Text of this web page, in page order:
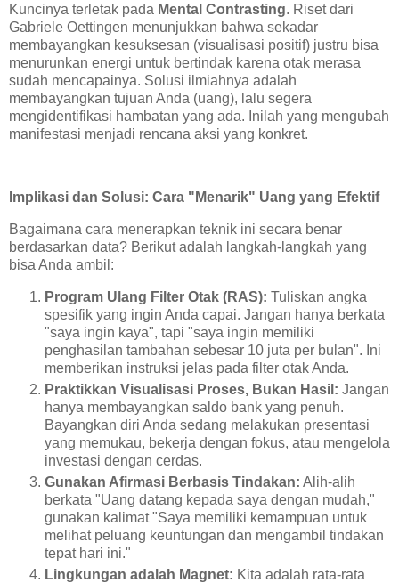
Kuncinya terletak pada Mental Contrasting. Riset dari
Gabriele Oettingen menunjukkan bahwa sekadar
membayangkan kesuksesan (visualisasi positif) justru bisa
menurunkan energi untuk bertindak karena otak merasa
sudah mencapainya. Solusi ilmiahnya adalah
membayangkan tujuan Anda (uang), lalu segera
mengidentifikasi hambatan yang ada. Inilah yang mengubah
manifestasi menjadi rencana aksi yang konkret.
Implikasi dan Solusi: Cara "Menarik" Uang yang Efektif
Bagaimana cara menerapkan teknik ini secara benar
berdasarkan data? Berikut adalah langkah-langkah yang
bisa Anda ambil:
Program Ulang Filter Otak (RAS): Tuliskan angka
spesifik yang ingin Anda capai. Jangan hanya berkata
"saya ingin kaya", tapi "saya ingin memiliki
penghasilan tambahan sebesar 10 juta per bulan". Ini
memberikan instruksi jelas pada filter otak Anda.
Praktikkan Visualisasi Proses, Bukan Hasil: Jangan
hanya membayangkan saldo bank yang penuh.
Bayangkan diri Anda sedang melakukan presentasi
yang memukau, bekerja dengan fokus, atau mengelola
investasi dengan cerdas.
Gunakan Afirmasi Berbasis Tindakan: Alih-alih
berkata "Uang datang kepada saya dengan mudah,"
gunakan kalimat "Saya memiliki kemampuan untuk
melihat peluang keuntungan dan mengambil tindakan
tepat hari ini."
Lingkungan adalah Magnet: Kita adalah rata-rata